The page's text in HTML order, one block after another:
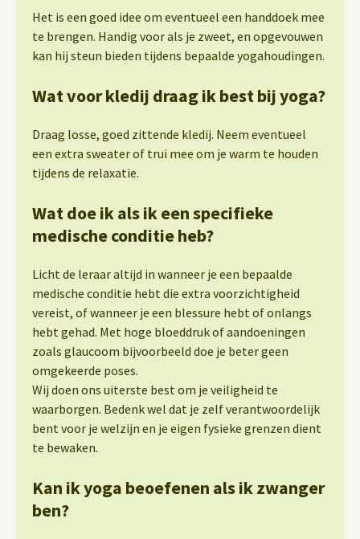
Het is een goed idee om eventueel een handdoek mee
te brengen. Handig voor als je zweet, en opgevouwen
kan hij steun bieden tijdens bepaalde yogahoudingen.
Wat voor kledij draag ik best bij yoga?
Draag losse, goed zittende kledij. Neem eventueel
een extra sweater of trui mee om je warm te houden
tijdens de relaxatie.
Wat doe ik als ik een specifieke
medische conditie heb?
Licht de leraar altijd in wanneer je een bepaalde
medische conditie hebt die extra voorzichtigheid
vereist, of wanneer je een blessure hebt of onlangs
hebt gehad. Met hoge bloeddruk of aandoeningen
zoals glaucoom bijvoorbeeld doe je beter geen
omgekeerde poses.
Wij doen ons uiterste best om je veiligheid te
waarborgen. Bedenk wel dat je zelf verantwoordelijk
bent voor je welzijn en je eigen fysieke grenzen dient
te bewaken.
Kan ik yoga beoefenen als ik zwanger
ben?